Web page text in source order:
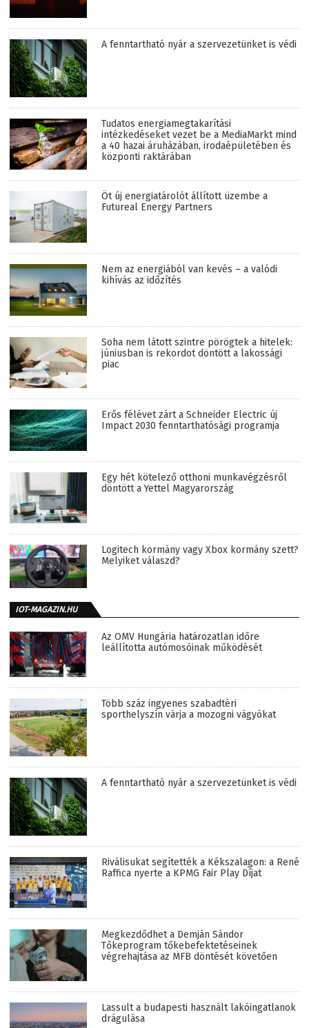
A fenntartható nyár a szervezetünket is védi
Tudatos energiamegtakarítási
intézkedéseket vezet be a MediaMarkt mind
a 40 hazai áruházában, irodaépületében és
központi raktárában
Öt új energiatárolót állított üzembe a
Futureal Energy Partners
Nem az energiából van kevés – a valódi
kihívás az időzítés
Soha nem látott szintre pörögtek a hitelek:
júniusban is rekordot döntött a lakossági
piac
Erős félévet zárt a Schneider Electric új
Impact 2030 fenntarthatósági programja
Egy hét kötelező otthoni munkavégzésről
döntött a Yettel Magyarország
Logitech kormány vagy Xbox kormány szett?
Melyiket válaszd?
IOT-MAGAZIN.HU
Az OMV Hungária határozatlan időre
leállította autómosóinak működését
Több száz ingyenes szabadtéri
sporthelyszín várja a mozogni vágyókat
A fenntartható nyár a szervezetünket is védi
Riválisukat segítették a Kékszalagon: a René
Raffica nyerte a KPMG Fair Play Díjat
Megkezdődhet a Demján Sándor
Tőkeprogram tőkebefektetéseinek
végrehajtása az MFB döntését követően
Lassult a budapesti használt lakóingatlanok
drágulása